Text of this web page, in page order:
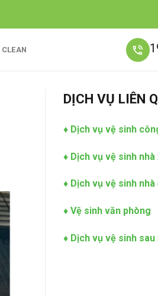
DỊCH VỤ LIÊN
♦ Dịch vụ vệ sinh
♦ Dịch vụ vệ sinh nhà
♦ Dịch vụ vệ sinh nhà
♦ Vệ sinh văn phòng
♦ Dịch vụ vệ sinh sau